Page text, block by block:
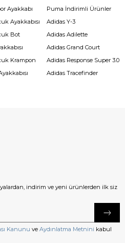
Ayakkabı
Ayakkabısı
Bot
Krampon
Puma İndirimli Ürünler
Adidas Y-3
Adidas Adilette
Adidas Grand Court
Adidas Response Super 3.0
Adidas Tracefinder
indirim ve yeni ürünlerden ilk siz
Kanunu ve Aydınlatma Metnini kabul